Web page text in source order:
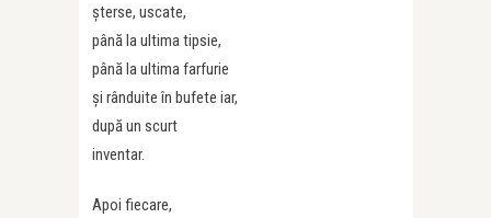
șterse, uscate,
până la ultima tipsie,
până la ultima farfurie
și rânduite în bufete iar,
după un scurt
inventar.
Apoi fiecare,